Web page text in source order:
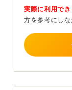
性」にあると
もし志望が外資
調整、技術文
語×職務」の接
実際に利用で
方を参考にしな